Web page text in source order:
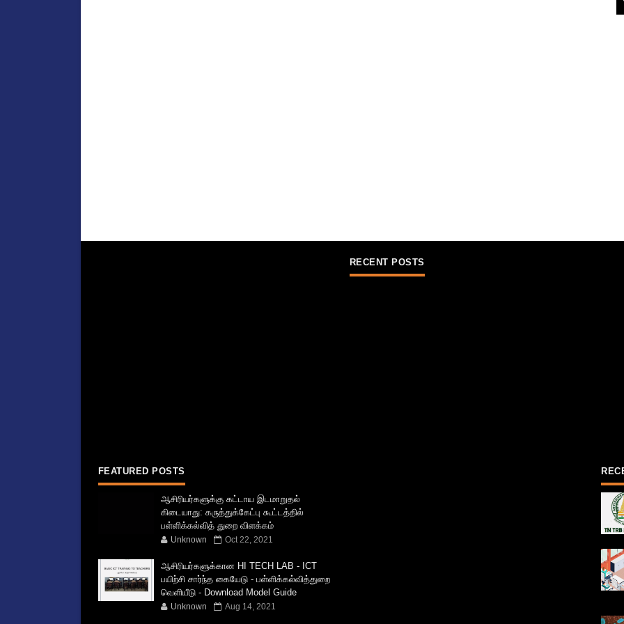
FEATURED POSTS
ஆசிரியர்களுக்கு கட்டாய இடமாறுதல்
கிடையாது: கருத்துக்கேட்பு கூட்டத்தில்
பள்ளிக்கல்வித் துறை விளக்கம்
Unknown Oct 22, 2021
ஆசிரியர்களுக்கான HI TECH LAB - ICT
பயிற்சி சார்ந்த கையேடு - பள்ளிக்கல்வித்துறை
வெளியீடு - Download Model Guide
Unknown Aug 14, 2021
RECENT POSTS